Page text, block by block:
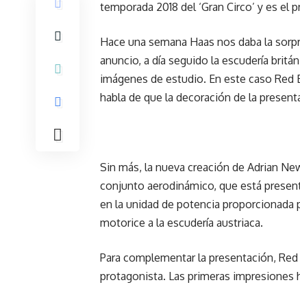
temporada 2018 del ‘Gran Circo’ y es
Hace una semana Haas nos daba la
anuncio, a día seguido la escudería
imágenes de estudio. En este caso
habla de que la decoración de la
Sin más, la nueva creación de Adrian
conjunto aerodinámico, que está
en la unidad de potencia
motorice a la escudería austriaca.
Para complementar la presentación,
protagonista. Las primeras impresiones